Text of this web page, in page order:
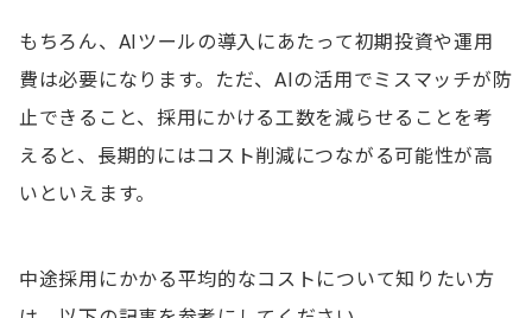
もちろん、AIツールの導入にあたって初期投資や運用
費は必要になります。ただ、AIの活用でミスマッチが防
止できること、採用にかける工数を減らせることを考
えると、長期的にはコスト削減につながる可能性が高
いといえます。
中途採用にかかる平均的なコストについて知りたい方